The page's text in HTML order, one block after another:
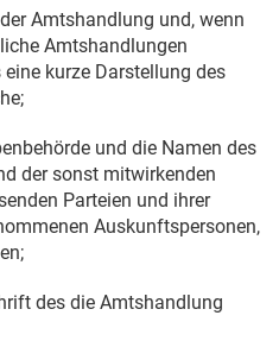
Amtshandlung und, wenn
Amtshandlungen
kurze Darstellung des
und die Namen des
der sonst mitwirkenden
Parteien und ihrer
Auskunftspersonen,
des die Amtshandlung